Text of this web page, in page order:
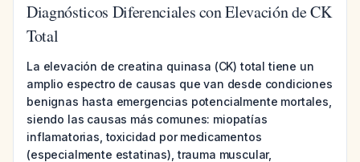
Diagnósticos Diferenciales con Elevación de CK
Total
La elevación de creatina quinasa (CK) total tiene un
amplio espectro de causas que van desde condiciones
benignas hasta emergencias potencialmente mortales,
siendo las causas más comunes: miopatías
inflamatorias, toxicidad por medicamentos
(especialmente estatinas), trauma muscular,